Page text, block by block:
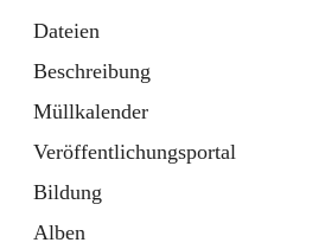
Dateien
Beschreibung
Müllkalender
Veröffentlichungsportal
Bildung
Alben